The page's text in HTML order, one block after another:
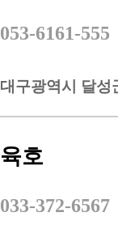
053-6161-555
대구광역시 달성
육호
033-372-6567